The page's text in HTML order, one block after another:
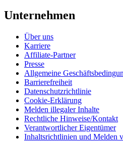
Unternehmen
Über uns
Karriere
Affiliate-Partner
Presse
Allgemeine
Barrierefreiheit
Datenschutzrichtlinie
Cookie-Erklärung
Melden illegaler Inhalte
Rechtliche Hinweise/Kontakt
Verantwortlicher Eigentümer
Inhaltsrichtlinien und Melden